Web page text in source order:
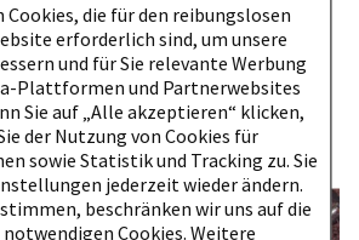
Cookies, die für den reibungslosen
erforderlich sind, um unsere
und für Sie relevante Werbung
Plattformen und Partnerwebsites
Sie auf „Alle akzeptieren“ klicken,
der Nutzung von Cookies für
sowie Statistik und Tracking zu. Sie
jederzeit wieder ändern.
beschränken wir uns auf die
Cookies. Weitere